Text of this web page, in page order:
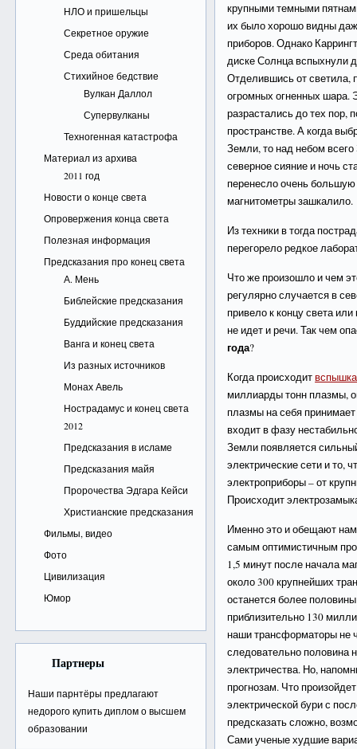
НЛО и пришельцы
Секретное оружие
Среда обитания
Стихийное бедствие
Вулкан Даллол
Супервулканы
Техногенная катастрофа
Материал из архива
2011 год
Новости о конце света
Опровержения конца света
Полезная информация
Предсказания про конец света
А. Мень
Библейские предсказания
Буддийские предсказания
Ванга и конец света
Из разных источников
Монах Авель
Нострадамус и конец света
2012
Предсказания в исламе
Предсказания майя
Пророчества Эдгара Кейси
Христианские предсказания
Фильмы, видео
Фото
Цивилизация
Юмор
Партнеры
Наши парнтёры предлагают
недорогокупить диплом о высшем
образовании
крупными темными
их было хорошо видны
приборов. Однако
диске Солнца вспыхнули
Отделившись от светила,
огромных огненных шара.
разрастались до тех пор,
пространстве. А когда
Земли, то над небом
северное сияние и ночь
перенесло очень
магнитометры зашкалило.
Из техники в тогда
перегорело редкое
Что же произошло и чем
регулярно случается в
привело к концу света
не идет и речи. Так чем
года?
Когда происходит
миллиарды тонн плазмы,
плазмы на себя
входит в фазу
Земли появляется
электрические сети и то,
электроприборы – от
Происходит
Именно это и обещают
самым оптимистичным
1,5 минут после начала
около 300 крупнейших
останется более
приблизительно 130
наши трансформаторы не
следовательно половина
электричества. Но,
прогнозам. Что
электрической бури с
предсказать сложно,
Сами ученые худшие